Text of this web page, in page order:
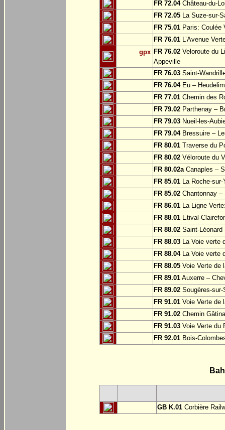
FR 72.04Château-du-
FR 72.05 La Suze-sur-
FR 75.01 Paris: Coulée
FR 76.01 L’Avenue
gpx FR 76.02 Veloroute du
Appeville
FR 76.03 Saint-
FR 76.04Eu –
FR 77.01 Chemin des
FR 79.02 Parthenay –
FR 79.03 Nueil-les-
FR 79.04Bressuire –
FR 80.01 Traverse du
FR 80.02 Véloroute du
FR 80.02aCanaples –
FR 85.01 La Roche-
FR 85.02 Chantonnay –
FR 86.01 La Ligne
FR 88.01 Etival-
FR 88.02 Saint-Léonard
FR 88.03 La Voie verte
FR 88.04La Voie verte
FR 88.05 Voie Verte de
FR 89.01 Auxerre –
FR 89.02 Sougères-
FR 91.01 Voie Verte de
FR 91.02 Chemin
FR 91.03 Voie Verte du
FR 92.01 Bois-
GB K.01 Corbière